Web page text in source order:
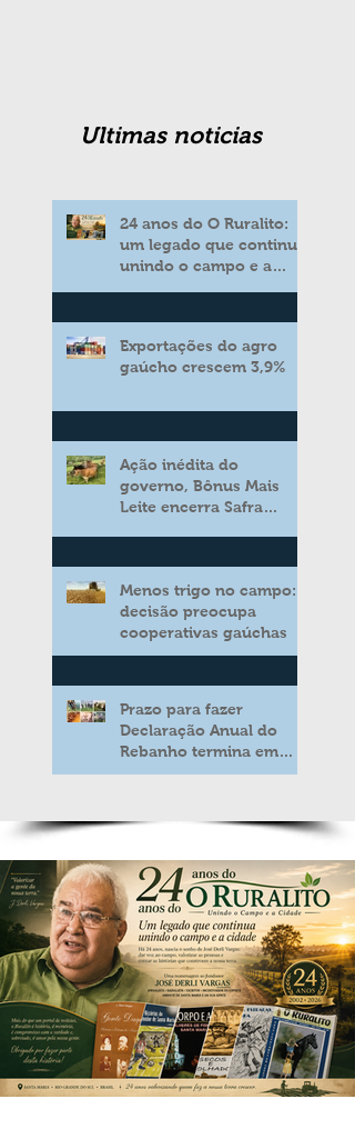
Ultimas noticias
24 anos do O Ruralito:
um legado que continua
unindo o campo e a
Exportações do agro
gaúcho crescem 3,9%
Ação inédita do
governo, Bônus Mais
Leite encerra Safra
aos produtores de leite
Menos trigo no campo:
decisão preocupa
cooperativas gaúchas
Prazo para fazer
Declaração Anual do
Rebanho termina em
duas semanas